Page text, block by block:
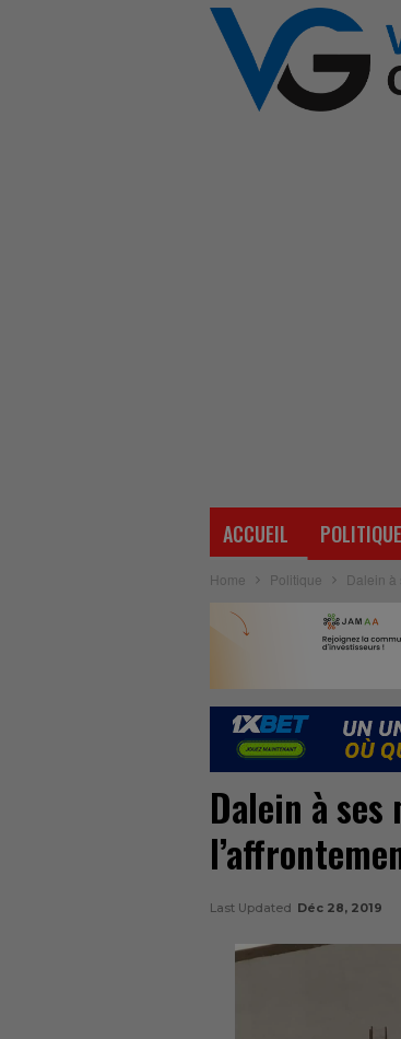
ACCUEIL POLITIQUE
Home Politique Dalein à
Dalein à ses
Last Updated Déc 28, 2019